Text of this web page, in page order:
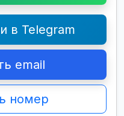
в Telegram
email
номер